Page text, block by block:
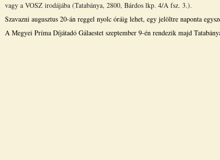
vagy a VOSZ irodájába (Tatabánya, 2800, Bárdos lkp. 4/A fsz. 3.).
Szavazni augusztus 20-án reggel nyolc óráig lehet, egy jelöltre naponta
A Megyei Príma Díjátadó Gálaestet szeptember 9-én rendezik majd